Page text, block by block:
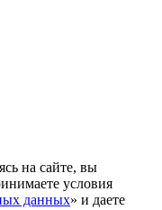
на сайте, вы
условия
данных» и даете